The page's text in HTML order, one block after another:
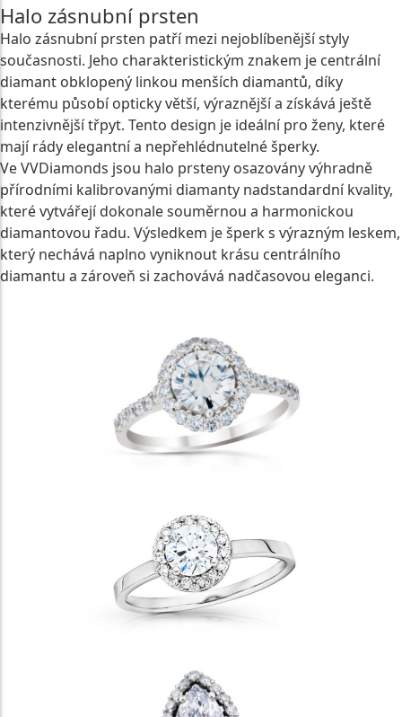
Halo zásnubní prsten
Halo zásnubní prsten patří mezi nejoblíbenější styly
současnosti. Jeho charakteristickým znakem je centrální
diamant obklopený linkou menších diamantů, díky
kterému působí opticky větší, výraznější a získává ještě
intenzivnější třpyt. Tento design je ideální pro ženy, které
mají rády elegantní a nepřehlédnutelné šperky.
Ve VVDiamonds jsou halo prsteny osazovány výhradně
přírodními kalibrovanými diamanty nadstandardní kvality,
které vytvářejí dokonale souměrnou a harmonickou
diamantovou řadu. Výsledkem je šperk s výrazným leskem,
který nechává naplno vyniknout krásu centrálního
diamantu a zároveň si zachovává nadčasovou eleganci.